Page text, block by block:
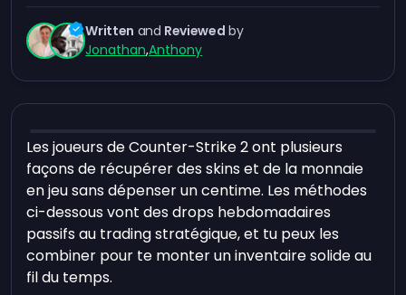
Written and Reviewed by
Jonathan,Anthony
Les joueurs de Counter-Strike 2 ont plusieurs
façons de récupérer des skins et de la monnaie
en jeu sans dépenser un centime. Les méthodes
ci-dessous vont des drops hebdomadaires
passifs au trading stratégique, et tu peux les
combiner pour te monter un inventaire solide au
fil du temps.